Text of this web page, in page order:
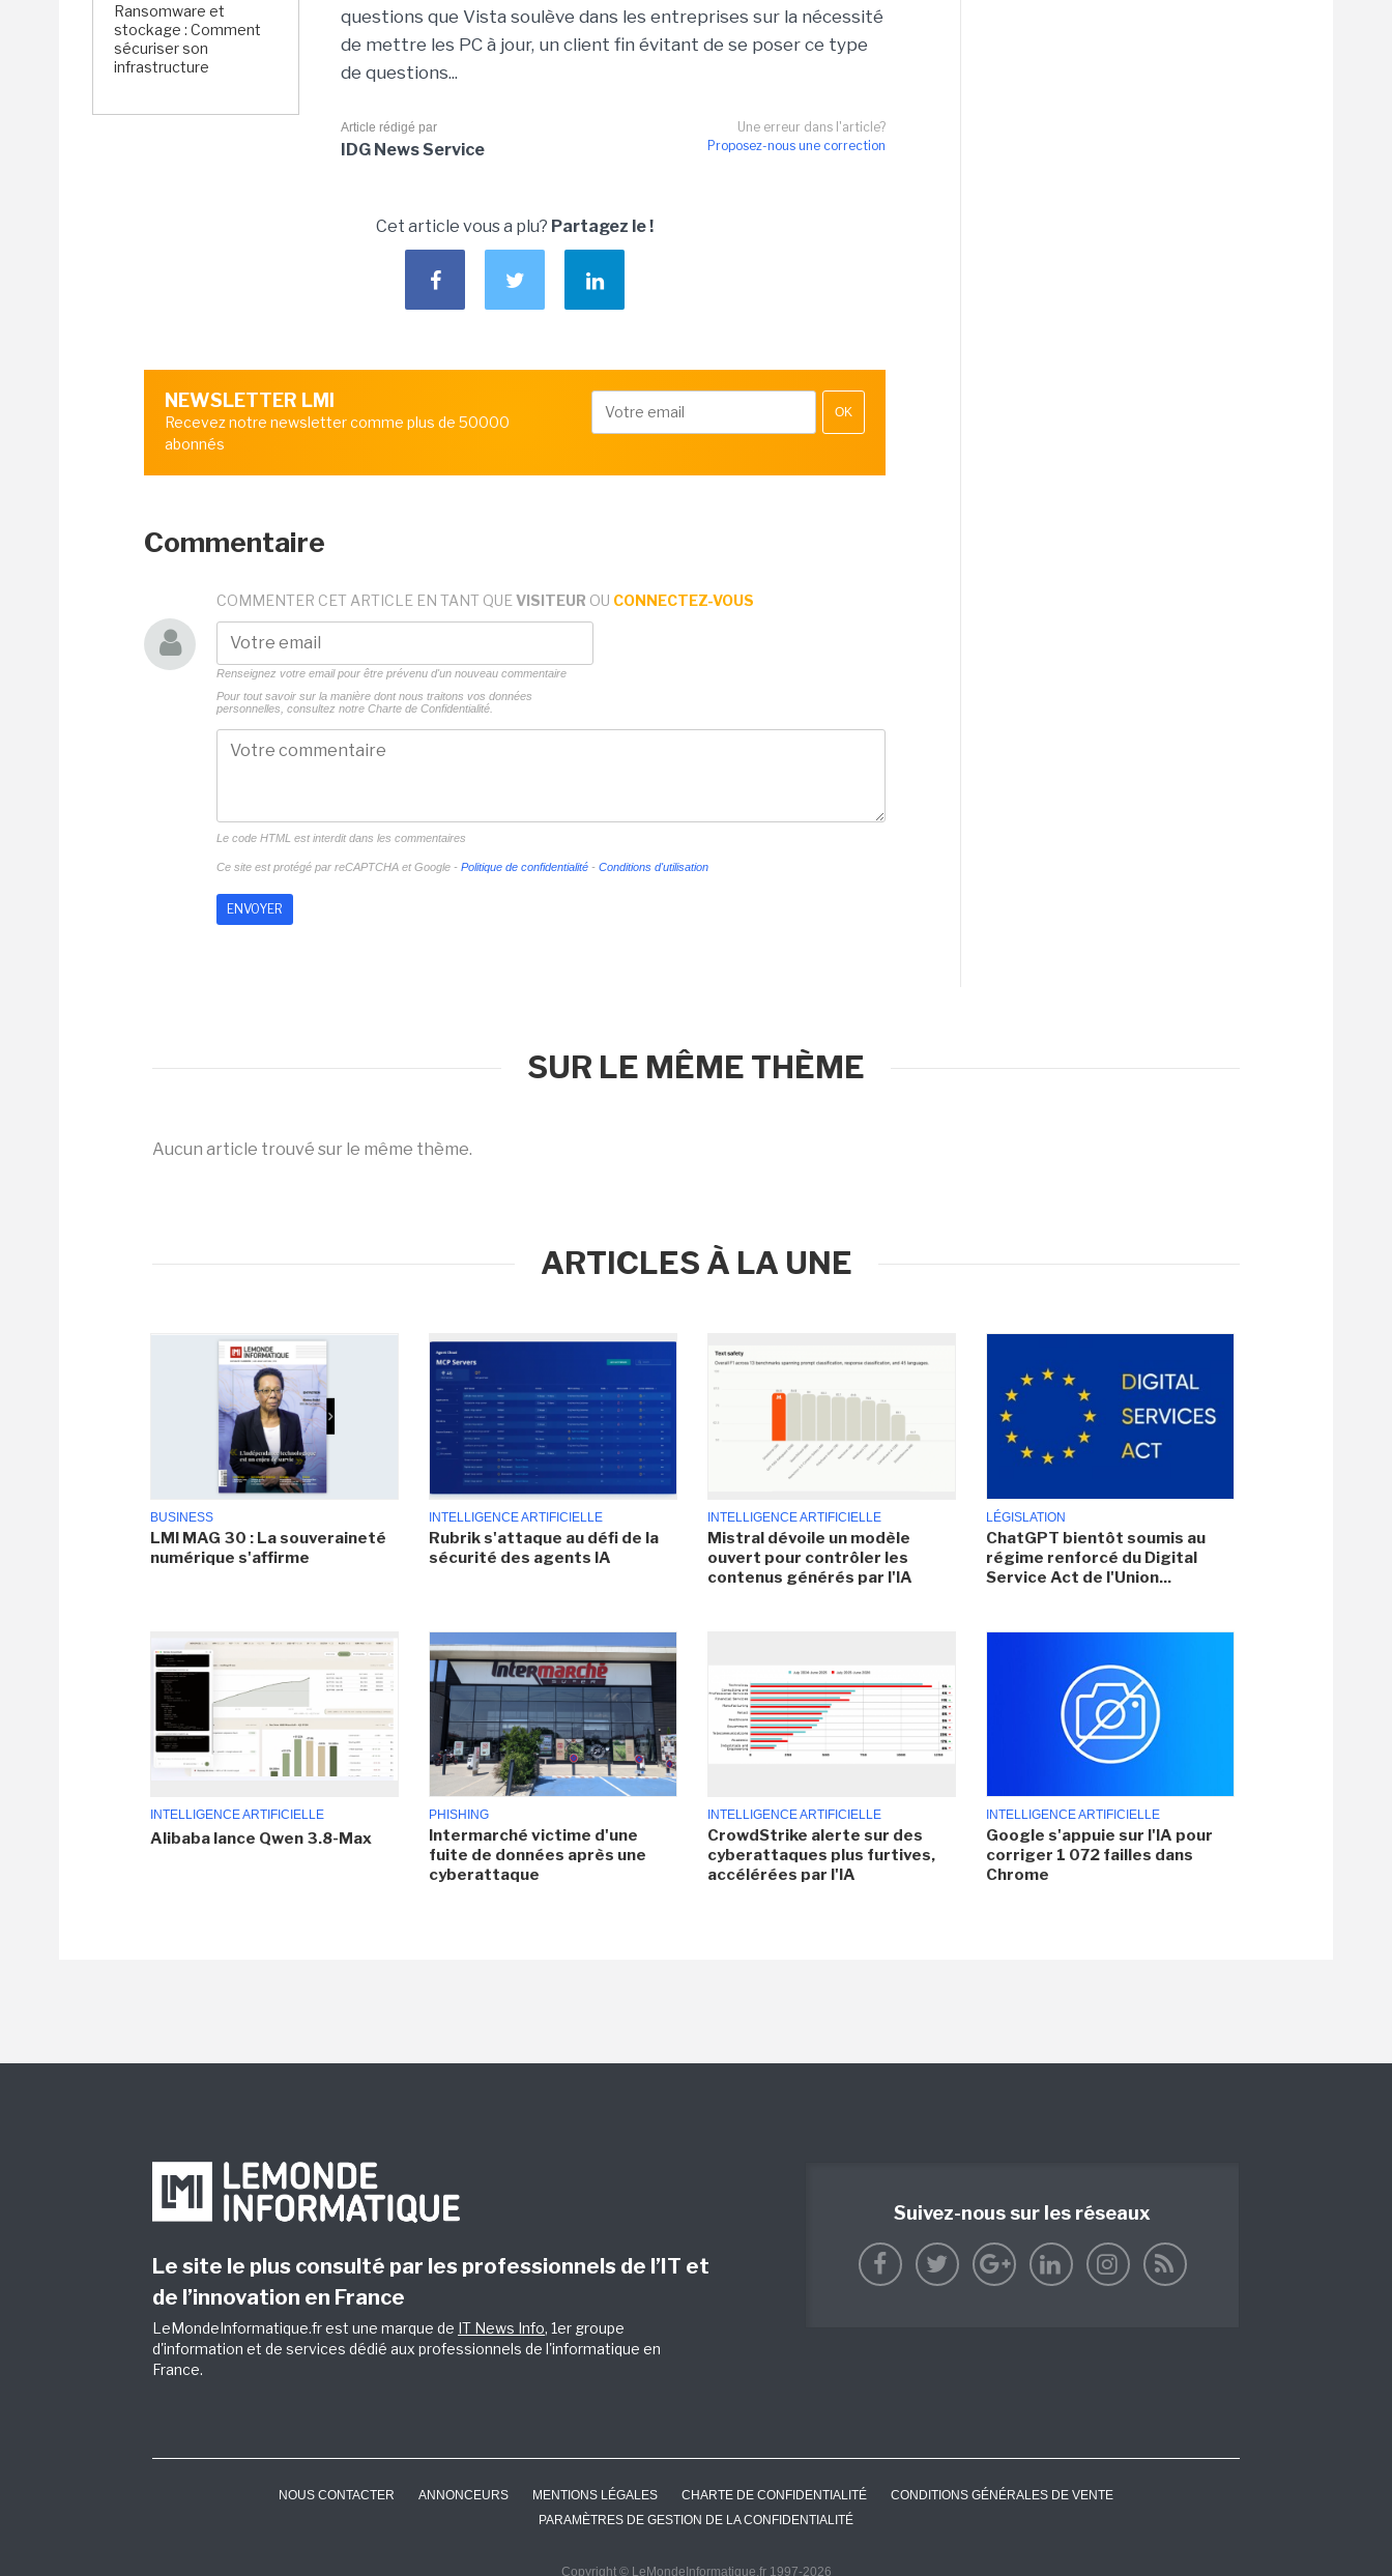
Ransomware et
stockage : Comment
sécuriser son
infrastructure
questions que Vista soulève dans les entreprises sur la nécessité
de mettre les PC à jour, un client fin évitant de se poser ce type
de questions...
Une erreur dans l'article?
Proposez-nous une correction
Article rédigé par
IDG News Service
Cet article vous a plu? Partagez le !
NEWSLETTER LMI
Recevez notre newsletter comme plus de 50000
abonnés
OK
Commentaire
COMMENTER CET ARTICLE EN TANT QUE VISITEUR OU CONNECTEZ-VOUS
Renseignez votre email pour être prévenu d'un nouveau commentaire
Pour tout savoir sur la manière dont nous traitons vos données
personnelles, consultez notre Charte de Confidentialité.
Le code HTML est interdit dans les commentaires
Ce site est protégé par reCAPTCHA et Google - Politique de confidentialité - Conditions d'utilisation
SUR LE MÊME THÈME
Aucun article trouvé sur le même thème.
ARTICLES À LA UNE
BUSINESS
LMI MAG 30 : La souveraineté
numérique s'affirme
INTELLIGENCE ARTIFICIELLE
Rubrik s'attaque au défi de la
sécurité des agents IA
INTELLIGENCE ARTIFICIELLE
Mistral dévoile un modèle
ouvert pour contrôler les
contenus générés par l'IA
LÉGISLATION
ChatGPT bientôt soumis au
régime renforcé du Digital
Service Act de l'Union...
INTELLIGENCE ARTIFICIELLE
Alibaba lance Qwen 3.8-Max
PHISHING
Intermarché victime d'une
fuite de données après une
cyberattaque
INTELLIGENCE ARTIFICIELLE
CrowdStrike alerte sur des
cyberattaques plus furtives,
accélérées par l'IA
INTELLIGENCE ARTIFICIELLE
Google s'appuie sur l'IA pour
corriger 1 072 failles dans
Chrome
Le site le plus consulté par les professionnels de l’IT et
de l’innovation en France
LeMondeInformatique.fr est une marque de IT News Info, 1er groupe
d'information et de services dédié aux professionnels de l'informatique en
France.
Suivez-nous sur les réseaux
NOUS CONTACTER ANNONCEURS MENTIONS LÉGALES CHARTE DE CONFIDENTIALITÉ
CONDITIONS GÉNÉRALES DE VENTE
PARAMÈTRES DE GESTION DE LA CONFIDENTIALITÉ
Copyright © LeMondeInformatique.fr 1997-2026